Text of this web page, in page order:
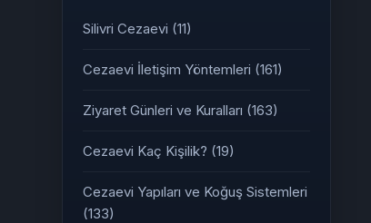
Silivri Cezaevi (11)
Cezaevi İletişim Yöntemleri (161)
Ziyaret Günleri ve Kuralları (163)
Cezaevi Kaç Kişilik? (19)
Cezaevi Yapıları ve Koğuş Sistemleri
(133)